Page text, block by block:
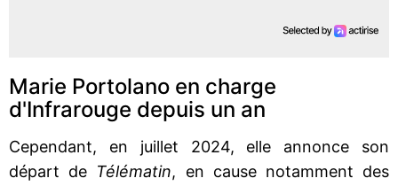
Marie Portolano en charge
d'Infrarouge depuis un an
Cependant, en juillet 2024, elle annonce son
départ de Télématin, en cause notamment des